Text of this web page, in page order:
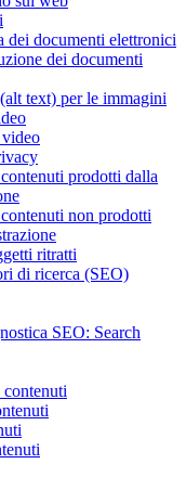
dei documenti elettronici
dei documenti
text) per le immagini
prodotti dalla
non prodotti
ritratti
di ricerca (SEO)
SEO: Search